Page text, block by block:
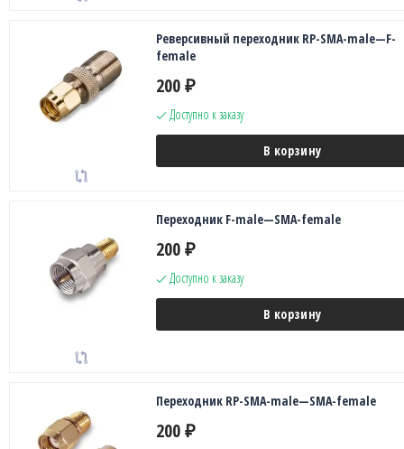
Реверсивный переходник RP-SMA-male—F-
female
200 ₽
Доступно к заказу
В корзину
Переходник F-male—SMA-female
200 ₽
Доступно к заказу
В корзину
Переходник RP-SMA-male—SMA-female
200 ₽